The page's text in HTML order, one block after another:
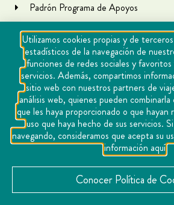
Padrón Programa de Apoyos
Copyright Querétaro Travel
Cookies
Aviso de privacidad
Directorio
Contacto
Utilizamos cookies propias y de
estadísticos de la navegación de
funciones de redes sociales y
servicios. Además, compartimos
sitio web con nuestros partners de
análisis web, quienes pueden
que les haya proporcionado o que hayan
uso que haya hecho de sus servicios.
navegando, consideramos que acepta su
información aquí
Conocer Política de